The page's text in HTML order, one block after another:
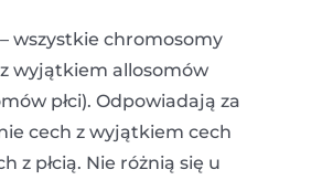
wszystkie chromosomy
wyjątkiem allosomów
płci). Odpowiadają za
cech z wyjątkiem cech
z płcią. Nie różnią się u